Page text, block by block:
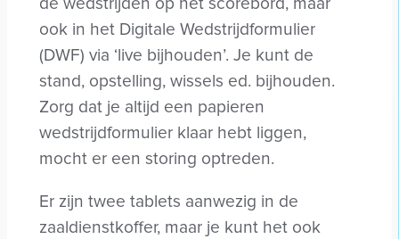
ook in het Digitale Wedstrijdformulier
(DWF) via ‘live bijhouden’. Je kunt de
stand, opstelling, wissels ed. bijhouden.
Zorg dat je altijd een papieren
wedstrijdformulier klaar hebt liggen,
mocht er een storing optreden.
Er zijn twee tablets aanwezig in de
zaaldienstkoffer, maar je kunt het ook